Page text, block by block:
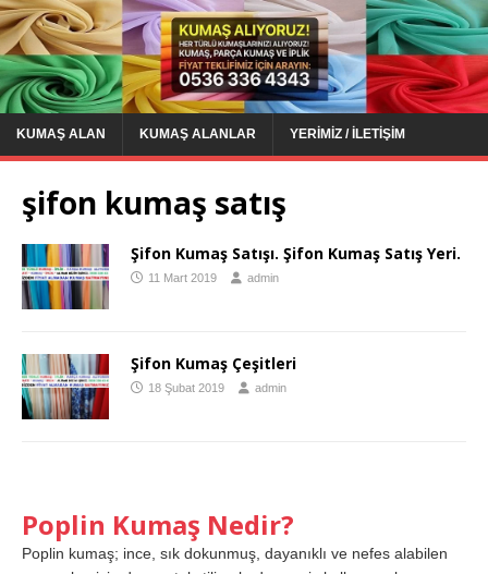
KUMAŞ ALAN KUMAŞ ALANLAR YERIMIZ / İLETIŞIM
şifon kumaş satış
Şifon Kumaş Satışı. Şifon Kumaş Satış Yeri.
11 Mart 2019 admin
Şifon Kumaş Çeşitleri
18 Şubat 2019 admin
Poplin Kumaş Nedir?
Poplin kumaş; ince, sık dokunmuş, dayanıklı ve nefes alabilen